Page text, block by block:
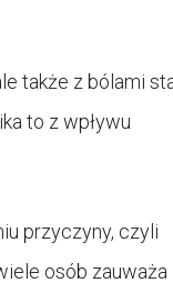
także z bólami
to z wpływu
przyczyny, czyli
osób zauważa